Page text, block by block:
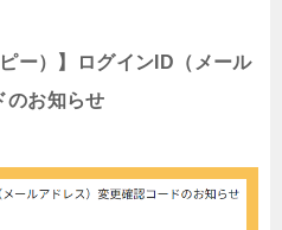
ー）】ログインID（メール
のお知らせ